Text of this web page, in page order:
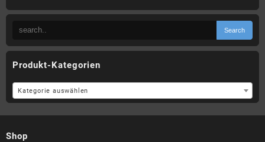
Produkt-Kategorien
Kategorie auswählen
Shop